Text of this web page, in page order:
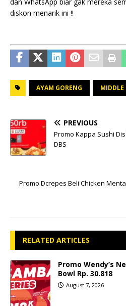
diskon menarik ini !!
AYAM GORENG MIDDLE
PREVIOUS
Promo Kappa Sushi
DBS
Promo Dcrepes Beli Chicken
RELATED ARTICLES
Promo Wendy’s
Bowl Rp. 30.818
August 7, 2026